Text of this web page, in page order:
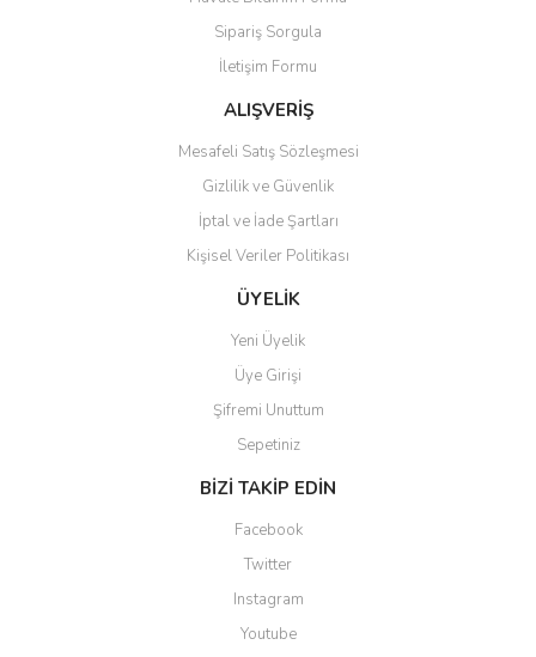
Ürün bilgilerinde hatalar bulunuyor.
Ürün fiyatı diğer sitelerden daha pahalı.
Bu ürüne benzer farklı alternatifler olmalı.
Gönder
Sipariş Sorgula
İletişim Formu
ALIŞVERİŞ
Mesafeli Satış Sözleşmesi
Gizlilik ve Güvenlik
İptal ve İade Şartları
Kişisel Veriler Politikası
ÜYELİK
Yeni Üyelik
Üye Girişi
Şifremi Unuttum
Sepetiniz
BİZİ TAKİP EDİN
Facebook
Twitter
Instagram
Youtube